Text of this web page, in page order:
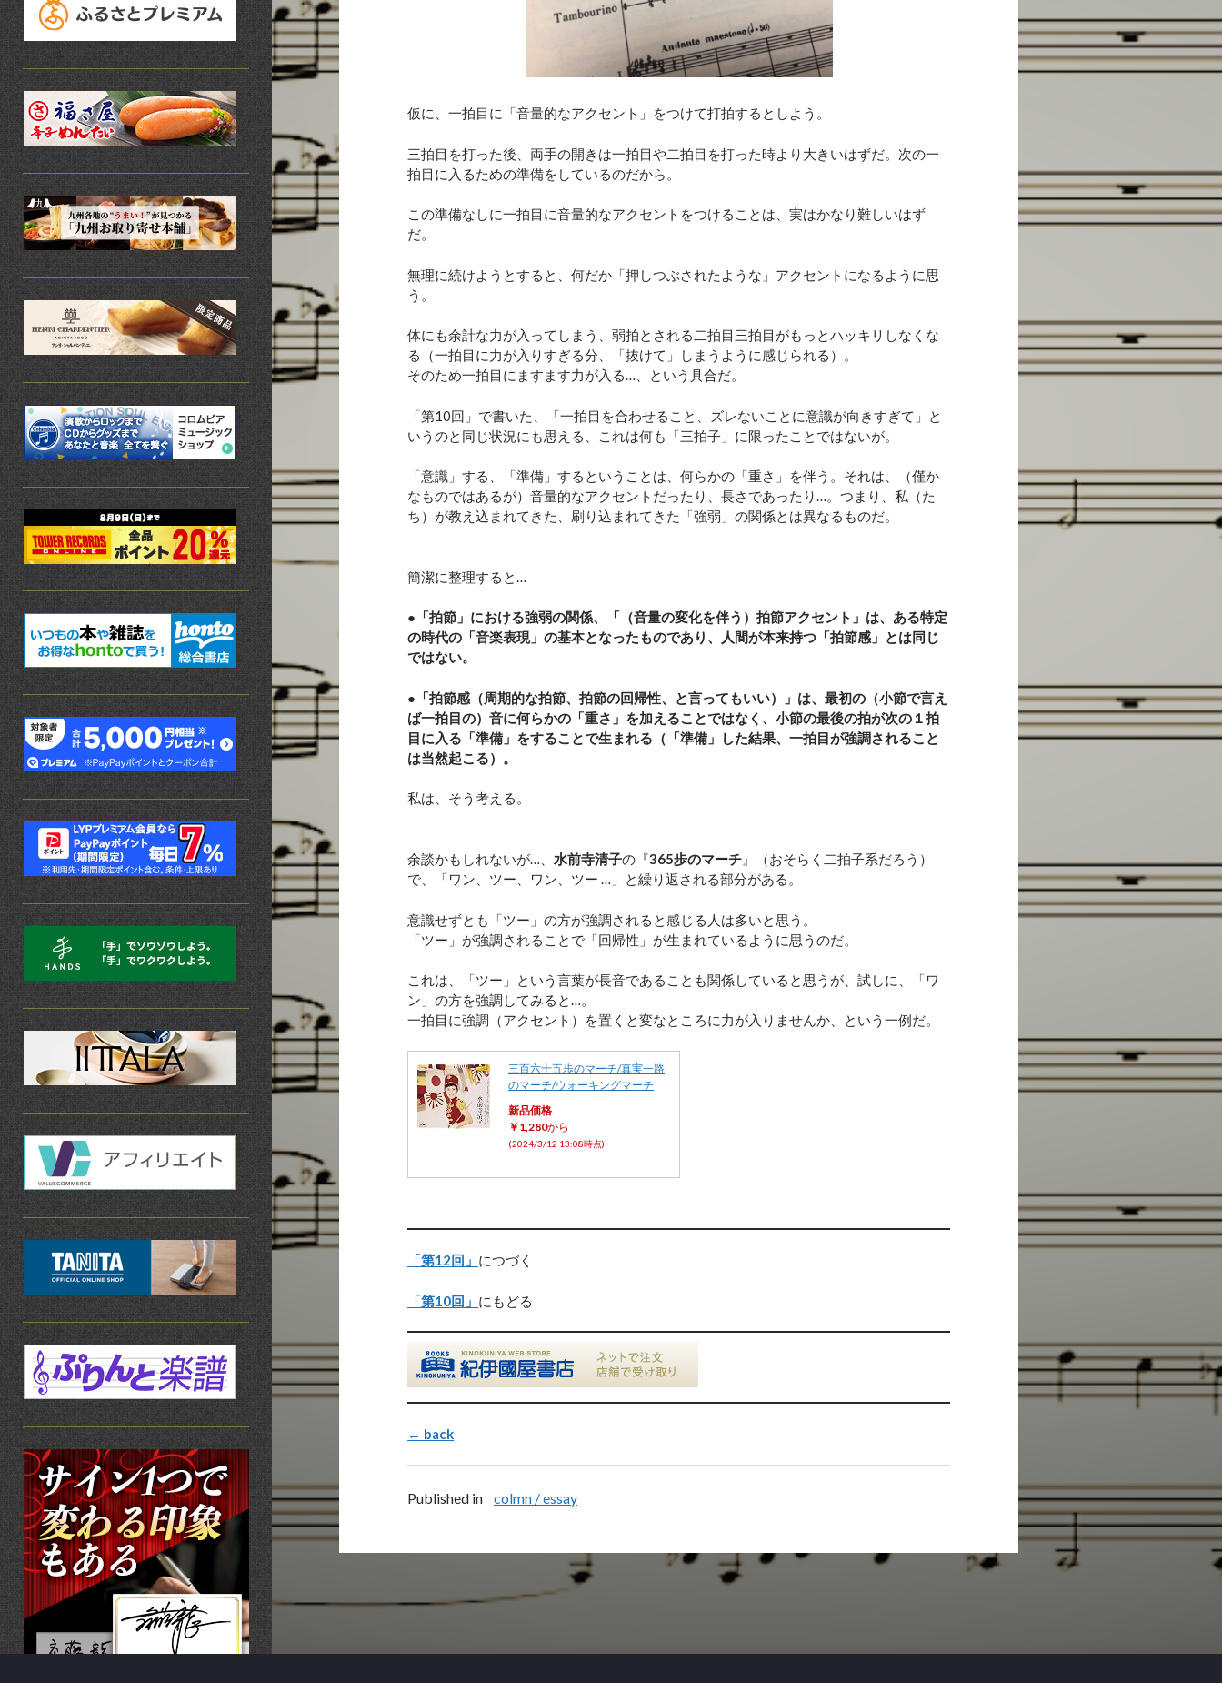
仮に、一拍目に「音量的なアクセント」をつけて打拍するとしよう。
三拍目を打った後、両手の開きは一拍目や二拍目を打った時より大きいはずだ。次の一
拍目に入るための準備をしているのだから。
この準備なしに一拍目に音量的なアクセントをつけることは、実はかなり難しいはず
だ。
無理に続けようとすると、何だか「押しつぶされたような」アクセントになるように思
う。
体にも余計な力が入ってしまう、弱拍とされる二拍目三拍目がもっとハッキリしなくな
る（一拍目に力が入りすぎる分、「抜けて」しまうように感じられる）。
そのため一拍目にますます力が入る…、という具合だ。
「第10回」で書いた、「一拍目を合わせること、ズレないことに意識が向きすぎて」と
いうのと同じ状況にも思える、これは何も「三拍子」に限ったことではないが。
「意識」する、「準備」するということは、何らかの「重さ」を伴う。それは、（僅か
なものではあるが）音量的なアクセントだったり、長さであったり…。つまり、私（た
ち）が教え込まれてきた、刷り込まれてきた「強弱」の関係とは異なるものだ。
簡潔に整理すると…
● 「拍節」における強弱の関係、「（音量の変化を伴う）拍節アクセント」は、ある特定
の時代の「音楽表現」の基本となったものであり、人間が本来持つ「拍節感」とは同じ
ではない。
● 「拍節感（周期的な拍節、拍節の回帰性、と言ってもいい）」は、最初の（小節で言え
ば一拍目の）音に何らかの「重さ」を加えることではなく、小節の最後の拍が次の１拍
目に入る「準備」をすることで生まれる（「準備」した結果、一拍目が強調されること
は当然起こる）。
私は、そう考える。
余談かもしれないが…、水前寺清子の『365歩のマーチ 』（おそらく二拍子系だろう）
で、「ワン、ツー、ワン、ツー …」と繰り返される部分がある。
意識せずとも「ツー」の方が強調されると感じる人は多いと思う。
「ツー」が強調されることで「回帰性」が生まれているように思うのだ。
これは、「ツー」という言葉が長音であることも関係していると思うが、試しに、「ワ
ン」の方を強調してみると…。
一拍目に強調（アクセント）を置くと変なところに力が入りませんか、という一例だ。
三百六十五歩のマーチ/真実一路
のマーチ/ウォーキングマーチ
新品価格
￥1,280から
(2024/3/12 13:08時点)
「第12回」 につづく
「第10回」 にもどる
← back
Published in colmn / essay